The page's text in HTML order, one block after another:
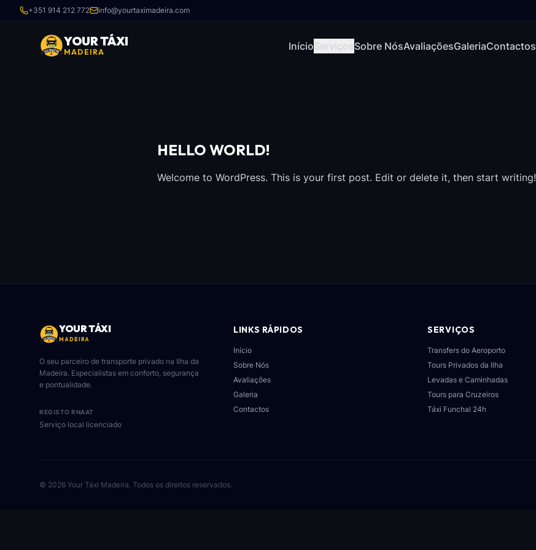
+351 914 212 772 info@yourtaximadeira.com
YOUR TÁXI
MADEIRA InícioServiçosSobre NósAvaliaçõesGaleriaContactos
HELLO WORLD!
Welcome to WordPress. This is your first post. Edit or delete it, then start writing!
YOUR TÁXI
MADEIRA
O seu parceiro de transporte privado na Ilha da
Madeira. Especialistas em conforto, segurança
e pontualidade.
REGISTO RNAAT
Serviço local licenciado
LINKS RÁPIDOS
Início
Sobre Nós
Avaliações
Galeria
Contactos
SERVIÇOS
Transfers do Aeroporto
Tours Privados da Ilha
Levadas e Caminhadas
Tours para Cruzeiros
Táxi Funchal 24h
© 2026 Your Táxi Madeira. Todos os direitos reservados.